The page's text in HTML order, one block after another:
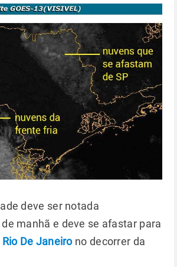
deve ser notada
manhã e deve se afastar para
Rio De Janeirono decorrer da